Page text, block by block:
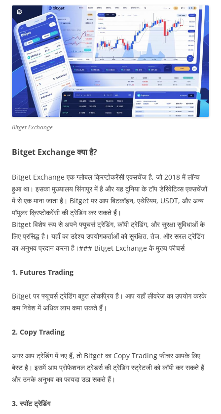
Bitget Exchange
Bitget Exchange क्या है?
Bitget Exchange एक ग्लोबल क्रिप्टोकरेंसी एक्सचेंज है, जो 2018 में लॉन्च
हुआ था। इसका मुख्यालय सिंगापुर में है और यह दुनिया के टॉप डेरिवेटिव्स एक्सचेंजों
में से एक माना जाता है। Bitget पर आप बिटकॉइन, एथेरियम, USDT, और अन्य
पॉपुलर क्रिप्टोकरेंसी की ट्रेडिंग कर सकते हैं।
Bitget विशेष रूप से अपने फ्यूचर्स ट्रेडिंग, कॉपी ट्रेडिंग, और सुरक्षा सुविधाओं के
लिए प्रसिद्ध है। यहाँ का उद्देश्य उपयोगकर्ताओं को सुरक्षित, तेज, और सरल ट्रेडिंग
का अनुभव प्रदान करना है।### Bitget Exchange के मुख्य फीचर्स
1. Futures Trading
Bitget पर फ्यूचर्स ट्रेडिंग बहुत लोकप्रिय है। आप यहाँ लीवरेज का उपयोग करके
कम निवेश में अधिक लाभ कमा सकते हैं।
2. Copy Trading
अगर आप ट्रेडिंग में नए हैं, तो Bitget का Copy Trading फीचर आपके लिए
बेस्ट है। इसमें आप प्रोफेशनल ट्रेडर्स की ट्रेडिंग स्ट्रेटजी को कॉपी कर सकते हैं
और उनके अनुभव का फायदा उठा सकते हैं।
3.स्पॉट ट्रेडिंग